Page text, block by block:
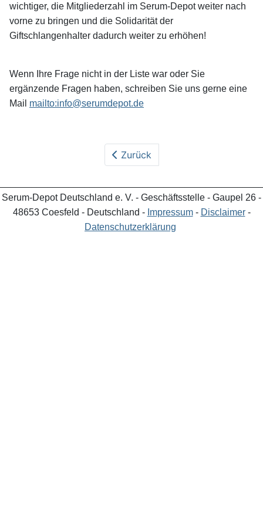
wichtiger, die Mitgliederzahl im Serum-Depot weiter nach
vorne zu bringen und die Solidarität der
Giftschlangenhalter dadurch weiter zu erhöhen!
Wenn Ihre Frage nicht in der Liste war oder Sie
ergänzende Fragen haben, schreiben Sie uns gerne eine
Mail mailto:info@serumdepot.de
Zurück
Serum-Depot Deutschland e. V. - Geschäftsstelle - Gaupel 26 -
48653 Coesfeld - Deutschland - Impressum- Disclaimer-
Datenschutzerklärung